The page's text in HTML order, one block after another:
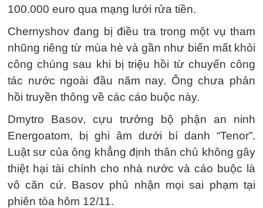
100.000 euro qua mạng lưới rửa tiền.
Chernyshov đang bị điều tra trong một vụ tham
nhũng riêng từ mùa hè và gần như biến mất khỏi
công chúng sau khi bị triệu hồi từ chuyến công
tác nước ngoài đầu năm nay. Ông chưa phản
hồi truyền thông về các cáo buộc này.
Dmytro Basov, cựu trưởng bộ phận an ninh
Energoatom, bị ghi âm dưới bí danh “Tenor”.
Luật sư của ông khẳng định thân chủ không gây
thiệt hại tài chính cho nhà nước và cáo buộc là
vô căn cứ. Basov phủ nhận mọi sai phạm tại
phiên tòa hôm 12/11.